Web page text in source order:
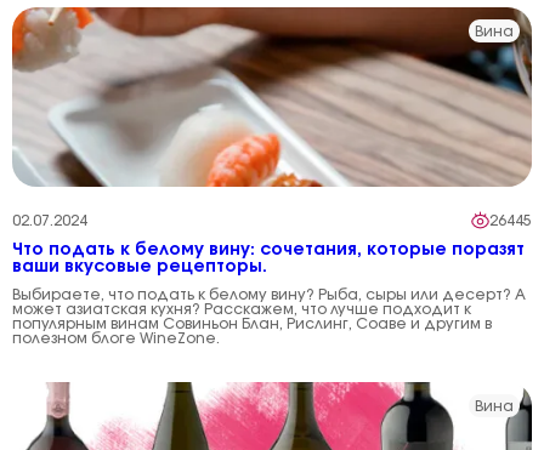
Вина
02.07.2024 26445
Что подать к белому вину: сочетания, которые поразят
ваши вкусовые рецепторы.
Выбираете, что подать к белому вину? Рыба, сыры или десерт? А
может азиатская кухня? Расскажем, что лучше подходит к
популярным винам Совиньон Блан, Рислинг, Соаве и другим в
полезном блоге WineZone.
Вина